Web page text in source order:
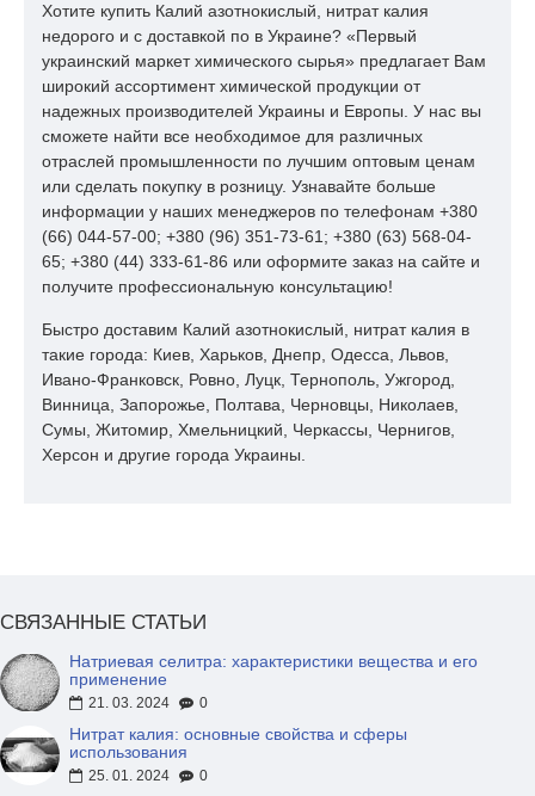
минерал нитрокалит. Он формируется при длительном
слёживании медленно гниющей органике. Для его
образования необходима высокая температура и влажность.
Поэтому наиболее значимые месторождения находятся в
жарких тропических странах — в том числе в Индии, Китае,
Мексике и Боливии.
Водорастворимое удобрение имеет низкую токсичность, в
малых дозах безопасно для взрослых людей, однако может
причинять значительный вред для организма детей.
Соединение пожаро- и взрывоопасно — склад его хранения
должен быть оборудован соответствующими средствами
Вещество в малых количествах встречается в растениях, а
потому потребляется людьми и животными. В этом виде не
представляет какой-либо угрозы для здоровья и не вызывает
долговременных последствий употребления. Благодаря
этому применение калия нитрата в качестве пищевой
устойчивые к воздействию агрессивных химикатов.
Применение калий
азотнокислый
Нитрат калия купить оптом можно для повышения
урожайности сельскохозяйственных культур. В основном его
Хотите купить Калий азотнокислый, нитрат калия
недорого и с доставкой по в Украине? «Первый
украинский маркет химического сырья» предлагает Вам
широкий ассортимент химической продукции от
надежных производителей Украины и Европы. У нас вы
сможете найти все необходимое для различных
отраслей промышленности по лучшим оптовым ценам
или сделать покупку в розницу. Узнавайте больше
информации у наших менеджеров по телефонам +380
(66) 044-57-00; +380 (96) 351-73-61; +380 (63) 568-04-
65; +380 (44) 333-61-86 или оформите заказ на сайте и
получите профессиональную консультацию!
Быстро доставим Калий азотнокислый, нитрат калия в
такие города: Киев, Харьков, Днепр, Одесса, Львов,
Ивано-Франковск, Ровно, Луцк, Тернополь, Ужгород,
Винница, Запорожье, Полтава, Черновцы, Николаев,
Сумы, Житомир, Хмельницкий, Черкассы, Чернигов,
Херсон и другие города Украины.
СВЯЗАННЫЕ СТАТЬИ
Натриевая селитра: характеристики вещества и его
применение
21. 03. 2024 0
Нитрат калия: основные свойства и сферы
использования
25. 01. 2024 0